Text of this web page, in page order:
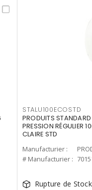
STALU100ECOSTD
PRODUITS
PRESSION RÉGULIER
CLAIRE STD
Manufacturier :
# Manufacturier :
Rupture de Stock